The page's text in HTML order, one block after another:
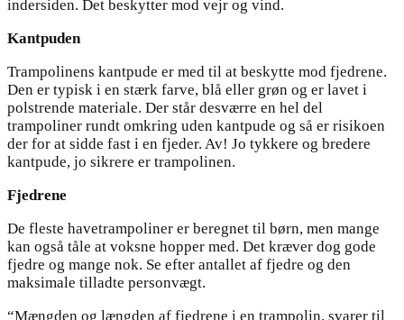
indersiden. Det beskytter mod vejr og vind.
Kantpuden
Trampolinens kantpude er med til at beskytte mod fjedrene.
Den er typisk i en stærk farve, blå eller grøn og er lavet i
polstrende materiale. Der står desværre en hel del
trampoliner rundt omkring uden kantpude og så er risikoen
der for at sidde fast i en fjeder. Av! Jo tykkere og bredere
kantpude, jo sikrere er trampolinen.
Fjedrene
De fleste havetrampoliner er beregnet til børn, men mange
kan også tåle at voksne hopper med. Det kræver dog gode
fjedre og mange nok. Se efter antallet af fjedre og den
maksimale tilladte personvægt.
“Mængden og længden af fjedrene i en trampolin, svarer til